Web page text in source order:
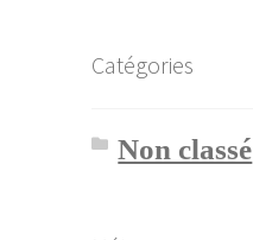
Catégories
Non classé